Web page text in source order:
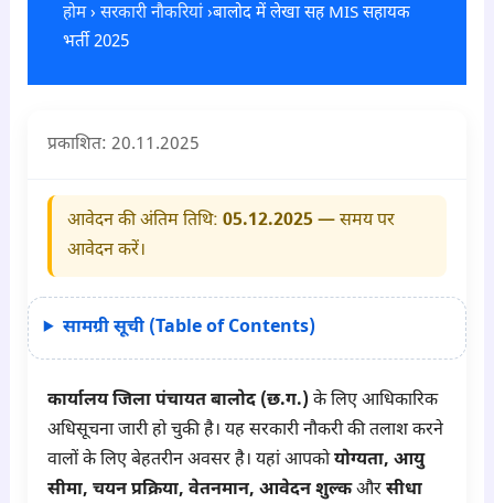
होम› सरकारी नौकरियां›बालोद में लेखा सह MIS सहायक
भर्ती 2025
प्रकाशित: 20.11.2025
आवेदन की अंतिम तिथि: 05.12.2025— समय पर
आवेदन करें।
सामग्री सूची (Table of Contents)
कार्यालय जिला पंचायत बालोद (छ.ग.) के लिए आधिकारिक
अधिसूचना जारी हो चुकी है। यह सरकारी नौकरी की तलाश करने
वालों के लिए बेहतरीन अवसर है। यहां आपकोयोग्यता, आयु
सीमा, चयन प्रक्रिया, वेतनमान, आवेदन शुल्कऔरसीधा